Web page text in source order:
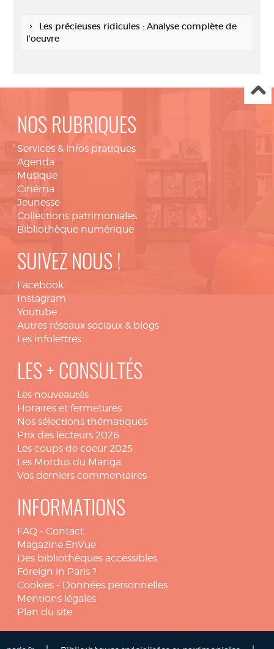
Les précieuses ridicules : Analyse complète de
l'oeuvre
NOS RUBRIQUES
Services & infos pratiques
Agenda
Musique
Cinéma
Jeunesse
Collections patrimoniales
Bibliothèque numérique
SUIVEZ NOUS !
Facebook
Instagram
Youtube
Autres réseaux sociaux & blogs
Les infolettres
LES + CONSULTÉS
Les nouveautés
Horaires et fermetures
Nos sélections thématiques
Prix des lecteurs 2026
Les coups de coeur 2025
Les Mordus du Manga
Vos derniers commentaires
INFORMATIONS
FAQ - Contact
Magazine EnVue
Des bibliothèques accessibles
Foreign in Paris ?
Cookies - Données personnelles
Mentions légales
Plan du site